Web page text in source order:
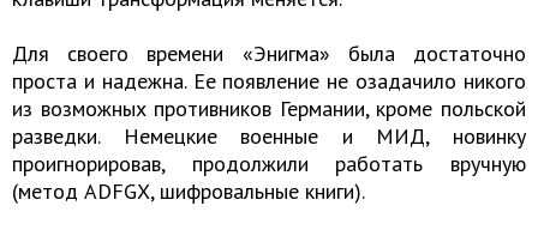
Для своего времени «Энигма» была достаточно
проста и надежна. Ее появление не озадачило никого
из возможных противников Германии, кроме польской
разведки. Немецкие военные и МИД, новинку
проигнорировав, продолжили работать вручную
(метод ADFGX, шифровальные книги).